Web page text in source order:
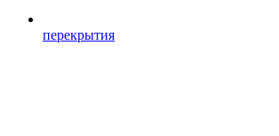
перекрытия